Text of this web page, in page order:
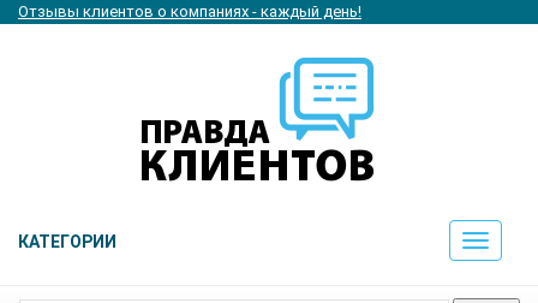
Отзывы клиентов о компаниях - каждый день!
КАТЕГОРИИ
Toggle